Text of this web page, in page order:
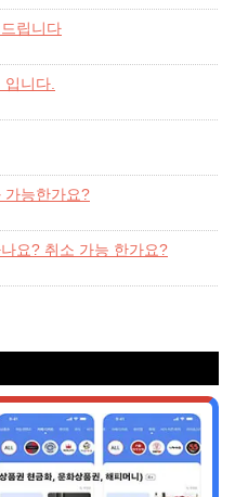
립니다
니다.
가능한가요?
요? 취소 가능 한가요?